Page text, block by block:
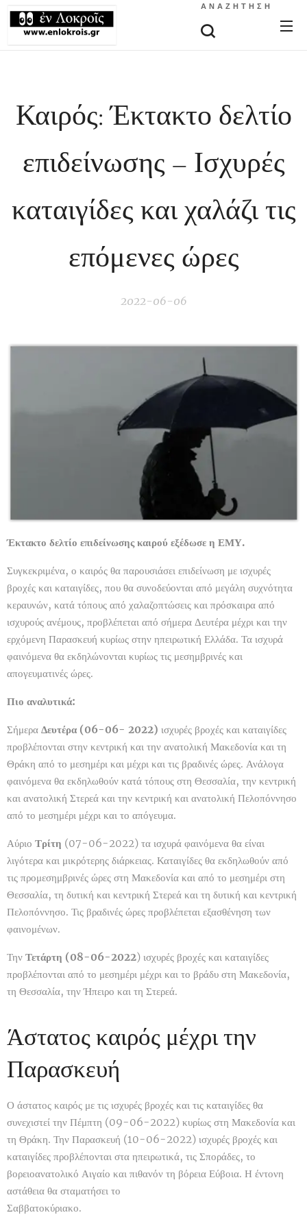
ΑΝΑΖΉΤΗΣΗ
Καιρός: Έκτακτο δελτίο
επιδείνωσης – Ισχυρές
καταιγίδες και χαλάζι τις
επόμενες ώρες
2022-06-06
Έκτακτο δελτίο επιδείνωσης καιρού εξέδωσε η ΕΜΥ.
Συγκεκριμένα, ο καιρός θα παρουσιάσει επιδείνωση με ισχυρές
βροχές και καταιγίδες, που θα συνοδεύονται από μεγάλη συχνότητα
κεραυνών, κατά τόπους από χαλαζοπτώσεις και πρόσκαιρα από
ισχυρούς ανέμους, προβλέπεται από σήμερα Δευτέρα μέχρι και την
ερχόμενη Παρασκευή κυρίως στην ηπειρωτική Ελλάδα. Τα ισχυρά
φαινόμενα θα εκδηλώνονται κυρίως τις μεσημβρινές και
απογευματινές ώρες.
Πιο αναλυτικά:
Σήμερα Δευτέρα (06-06- 2022) ισχυρές βροχές και καταιγίδες
προβλέπονται στην κεντρική και την ανατολική Μακεδονία και τη
Θράκη από το μεσημέρι και μέχρι και τις βραδινές ώρες. Ανάλογα
φαινόμενα θα εκδηλωθούν κατά τόπους στη Θεσσαλία, την κεντρική
και ανατολική Στερεά και την κεντρική και ανατολική Πελοπόννησο
από το μεσημέρι μέχρι και το απόγευμα.
Αύριο Τρίτη (07-06-2022) τα ισχυρά φαινόμενα θα είναι
λιγότερα και μικρότερης διάρκειας. Καταιγίδες θα εκδηλωθούν από
τις προμεσημβρινές ώρες στη Μακεδονία και από το μεσημέρι στη
Θεσσαλία, τη δυτική και κεντρική Στερεά και τη δυτική και κεντρική
Πελοπόννησο. Τις βραδινές ώρες προβλέπεται εξασθένηση των
φαινομένων.
Την Τετάρτη (08-06-2022) ισχυρές βροχές και καταιγίδες
προβλέπονται από το μεσημέρι μέχρι και το βράδυ στη Μακεδονία,
τη Θεσσαλία, την Ήπειρο και τη Στερεά.
Άστατος καιρός μέχρι την
Παρασκευή
Ο άστατος καιρός με τις ισχυρές βροχές και τις καταιγίδες θα
συνεχιστεί την Πέμπτη (09-06-2022) κυρίως στη Μακεδονία και
τη Θράκη. Την Παρασκευή (10-06-2022) ισχυρές βροχές και
καταιγίδες προβλέπονται στα ηπειρωτικά, τις Σποράδες, το
βορειοανατολικό Αιγαίο και πιθανόν τη βόρεια Εύβοια. Η έντονη
αστάθεια θα σταματήσει το
Σαββατοκύριακο.